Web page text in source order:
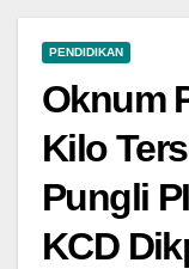
PENDIDIKAN
Oknum
Kilo
Pungli
KCD